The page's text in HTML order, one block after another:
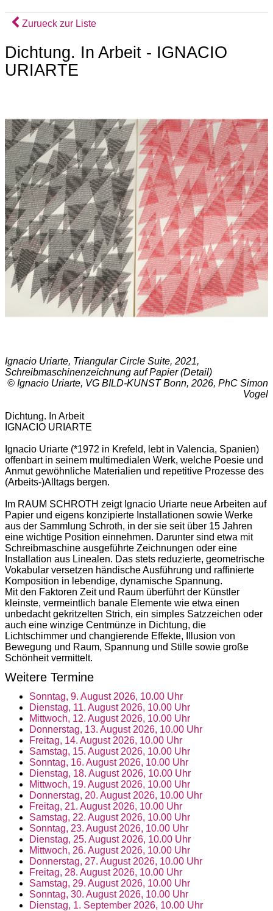
Zurueck zur Liste
Dichtung. In Arbeit - IGNACIO
URIARTE
Ignacio Uriarte, Triangular Circle Suite, 2021,
Schreibmaschinenzeichnung auf Papier (Detail)
© Ignacio Uriarte, VG BILD-KUNST Bonn, 2026, PhC Simon
Vogel
Dichtung. In Arbeit
IGNACIO URIARTE
Ignacio Uriarte (*1972 in Krefeld, lebt in Valencia, Spanien)
offenbart in seinem multimedialen Werk, welche Poesie und
Anmut gewöhnliche Materialien und repetitive Prozesse des
(Arbeits-)Alltags bergen.
Im RAUM SCHROTH zeigt Ignacio Uriarte neue Arbeiten auf
Papier und eigens konzipierte Installationen sowie Werke
aus der Sammlung Schroth, in der sie seit über 15 Jahren
eine wichtige Position einnehmen. Darunter sind etwa mit
Schreibmaschine ausgeführte Zeichnungen oder eine
Installation aus Linealen. Das stets reduzierte, geometrische
Vokabular versetzen händische Ausführung und raffinierte
Komposition in lebendige, dynamische Spannung.
Mit den Faktoren Zeit und Raum überführt der Künstler
kleinste, vermeintlich banale Elemente wie etwa einen
unbedacht gekritzelten Strich, ein simples Satzzeichen oder
auch eine winzige Centmünze in Dichtung, die
Lichtschimmer und changierende Effekte, Illusion von
Bewegung und Raum, Spannung und Stille sowie große
Schönheit vermittelt.
Weitere Termine
Sonntag, 9. August 2026, 10.00 Uhr
Dienstag, 11. August 2026, 10.00 Uhr
Mittwoch, 12. August 2026, 10.00 Uhr
Donnerstag, 13. August 2026, 10.00 Uhr
Freitag, 14. August 2026, 10.00 Uhr
Samstag, 15. August 2026, 10.00 Uhr
Sonntag, 16. August 2026, 10.00 Uhr
Dienstag, 18. August 2026, 10.00 Uhr
Mittwoch, 19. August 2026, 10.00 Uhr
Donnerstag, 20. August 2026, 10.00 Uhr
Freitag, 21. August 2026, 10.00 Uhr
Samstag, 22. August 2026, 10.00 Uhr
Sonntag, 23. August 2026, 10.00 Uhr
Dienstag, 25. August 2026, 10.00 Uhr
Mittwoch, 26. August 2026, 10.00 Uhr
Donnerstag, 27. August 2026, 10.00 Uhr
Freitag, 28. August 2026, 10.00 Uhr
Samstag, 29. August 2026, 10.00 Uhr
Sonntag, 30. August 2026, 10.00 Uhr
Dienstag, 1. September 2026, 10.00 Uhr